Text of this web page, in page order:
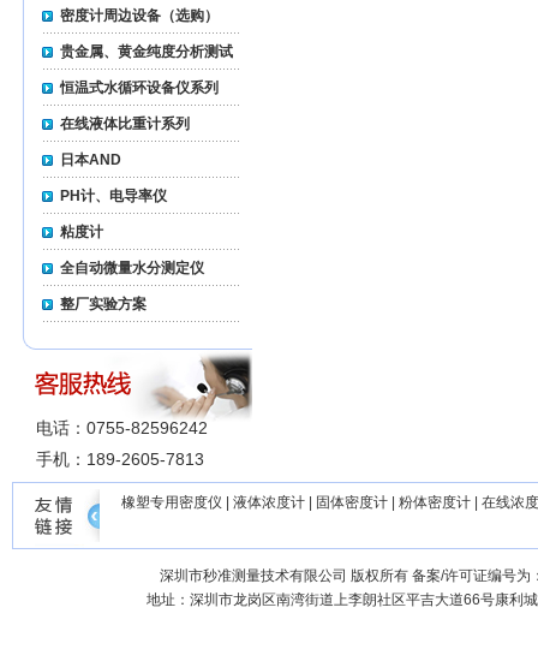
密度计周边设备（选购）
贵金属、黄金纯度分析测试
仪
恒温式水循环设备仪系列
在线液体比重计系列
日本AND
PH计、电导率仪
粘度计
全自动微量水分测定仪
整厂实验方案
电话：0755-82596242
手机：189-2605-7813
橡塑专用密度仪 液体浓度计 固体密度计 粉体密度计 在线浓
深圳市秒准测量技术有限公司 版权所有 备案/许可证编号为
地址：深圳市龙岗区南湾街道上李朗社区平吉大道66号康利